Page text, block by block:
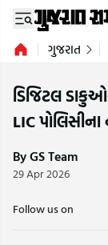
ગુજરાત
ડિજિટલ
LIC
By GS Team
29 Apr 2026
Follow us on